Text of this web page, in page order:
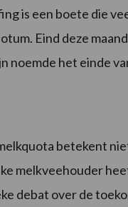
is een boete die
Eind deze
noemde het einde
betekent
melkveehouder
debat over de